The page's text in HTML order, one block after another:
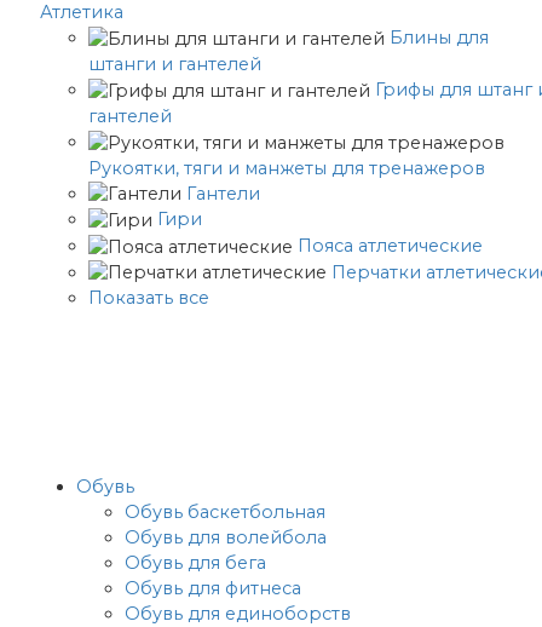
Атлетика
Блины для
штанги и гантелей
Грифы для штанг
гантелей
Рукоятки, тяги и манжеты для тренажеров
Гантели
Гири
Пояса атлетические
Перчатки
Показать все
Обувь
Обувь баскетбольная
Обувь для волейбола
Обувь для бега
Обувь для фитнеса
Обувь для единоборств